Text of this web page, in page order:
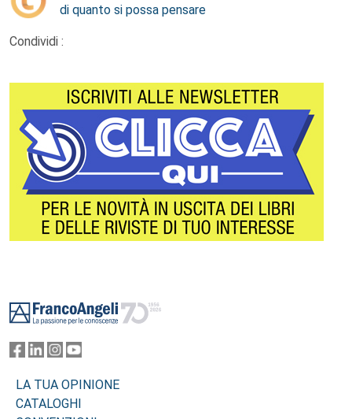
di quanto si possa pensare
Condividi :
LA TUA OPINIONE
CATALOGHI